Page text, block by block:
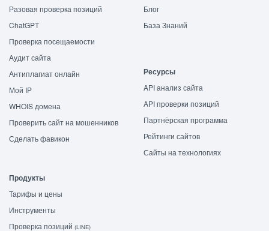
Разовая проверка позиций
ChatGPT
Проверка посещаемости
Аудит сайта
Антиплагиат онлайн
Мой IP
WHOIS домена
Проверить сайт на мошенников
Сделать фавикон
Блог
База Знаний
Ресурсы
API анализ сайта
API проверки позиций
Партнёрская программа
Рейтинги сайтов
Сайты на технологиях
Продукты
Тарифы и цены
Инструменты
Проверка позиций (LINE)